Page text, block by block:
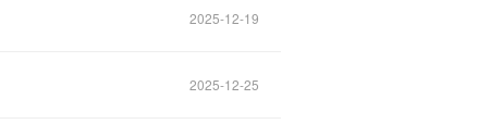
2025-12-19
2025-12-25